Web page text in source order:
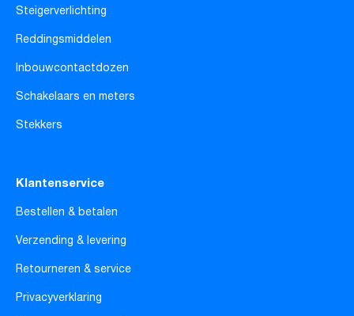
Steigerverlichting
Reddingsmiddelen
Inbouwcontactdozen
Schakelaars en meters
Stekkers
Klantenservice
Bestellen & betalen
Verzending & levering
Retourneren & service
Privacyverklaring